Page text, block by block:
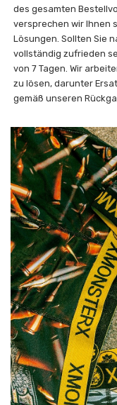
des gesamten
versprechen wir Ihnen
Lösungen. Sollten Sie
vollständig zufrieden
von 7 Tagen. Wir
zu lösen, darunter
gemäß unseren